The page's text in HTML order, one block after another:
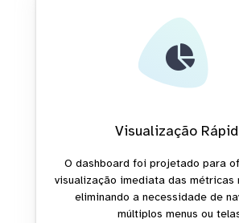
Visualização
O dashboard foi projetado para
visualização imediata das métricas
eliminando a necessidade de
múltiplos menus ou